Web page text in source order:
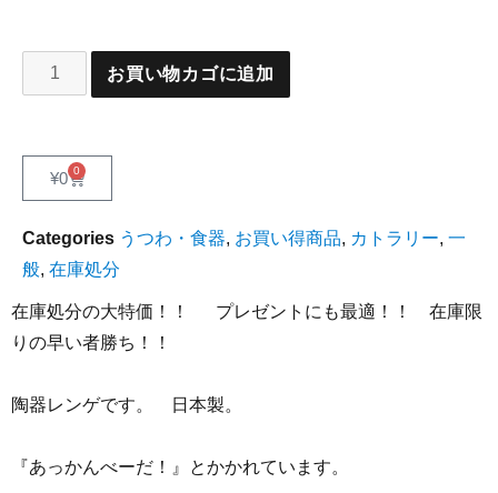
お買い物カゴに追加
¥0 0
Categories うつわ・食器, お買い得商品, カトラリー, 一
般, 在庫処分
在庫処分の大特価！！ プレゼントにも最適！！ 在庫限
りの早い者勝ち！！
陶器レンゲです。 日本製。
『あっかんべーだ！』とかかれています。